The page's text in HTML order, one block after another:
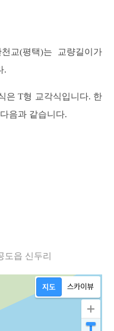
교(평택)는 교량길이가
.
은 T형 교각식입니다. 한
음과 같습니다.
도읍 신두리